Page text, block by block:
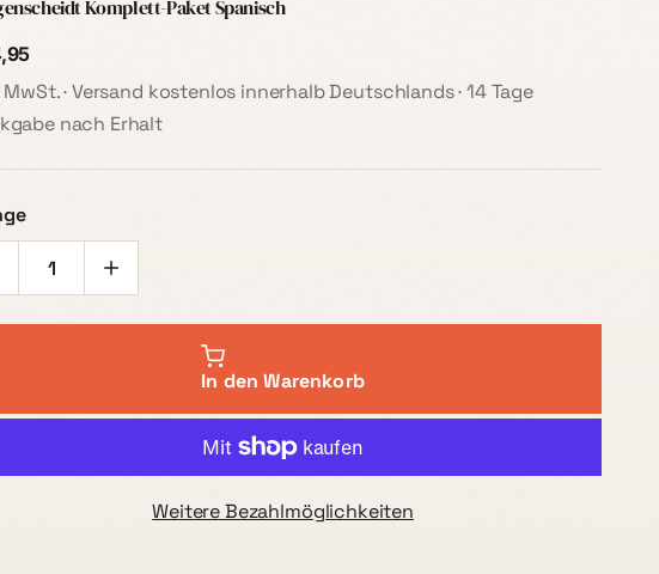
Komplett-Paket Spanisch
· Versand kostenlos innerhalb Deutschlands · 14 Tage
nach Erhalt
In den Warenkorb
Weitere Bezahlmöglichkeiten